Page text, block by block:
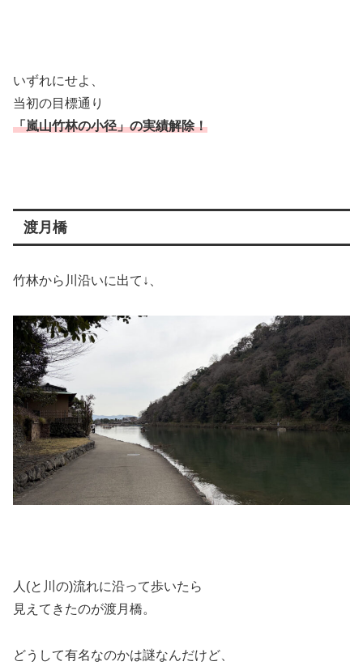
いずれにせよ、
当初の目標通り
「嵐山竹林の小径」の実績解除！
渡月橋
竹林から川沿いに出て↓、
人(と川の)流れに沿って歩いたら
見えてきたのが渡月橋。
どうして有名なのかは謎なんだけど、